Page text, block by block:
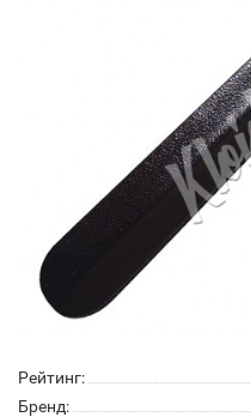
Рейтинг:
Бренд: